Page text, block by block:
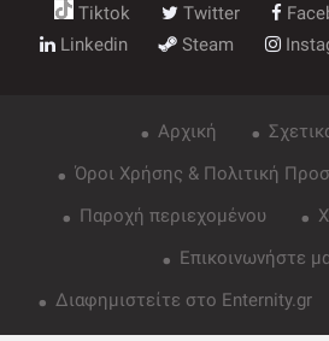
Tiktok Twitter
Linkedin
Steam
Αρχική
Όροι Χρήσης & Πολιτική
Παροχή περιεχομένου
Επικοινωνήστε
Διαφημιστείτε στο Enternity.gr